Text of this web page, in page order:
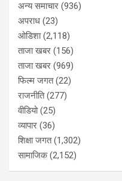
अन्य समाचार (936)
अपराध (23)
ओडिशा(2,118)
ताजा खबर (156)
ताजा खबर (969)
फिल्म जगत(22)
राजनीति(277)
वीडियो(25)
व्यापार (36)
शिक्षा जगत(1,302)
सामाजिक(2,152)